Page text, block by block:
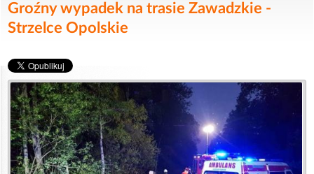
Groźny wypadek na trasie Zawadzkie -
Strzelce Opolskie